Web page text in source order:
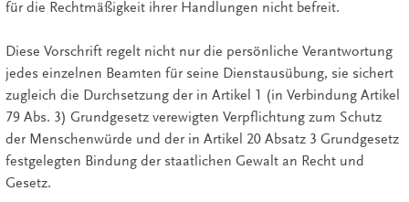
für die Rechtmäßigkeit ihrer Handlungen nicht befreit.
Diese Vorschrift regelt nicht nur die persönliche Verantwortung
jedes einzelnen Beamten für seine Dienstausübung, sie sichert
zugleich die Durchsetzung der in Artikel 1 (in Verbindung Artikel
79 Abs. 3) Grundgesetz verewigten Verpflichtung zum Schutz
der Menschenwürde und der in Artikel 20 Absatz 3 Grundgesetz
festgelegten Bindung der staatlichen Gewalt an Recht und
Gesetz.